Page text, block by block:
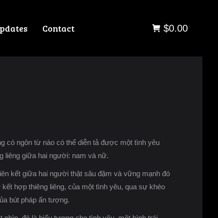
Contact $0.00
có ngôn từ nào có thể diễn tả được một tình yêu
liêng giữa hai người: nam và nữ.
kết giữa hai người thật sâu đậm và vững mạnh đó
hợp thiêng liêng, của một tình yêu, qua sự khéo
bút pháp ấn tượng.